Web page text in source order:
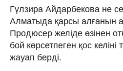
Гүлзира Айдарбекова не
Алматыда қарсы алғанын
Продюсер желіде өзінен
бой көрсетпеген қос келіні
жауап берді.